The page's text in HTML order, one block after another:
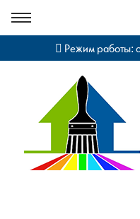
Режим работы: